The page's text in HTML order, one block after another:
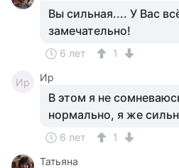
Вы сильная.... У Вас
замечательно!
6 лет 1
Ир Ир
В этом я не
нормально, я же
6 лет
1
Татьяна